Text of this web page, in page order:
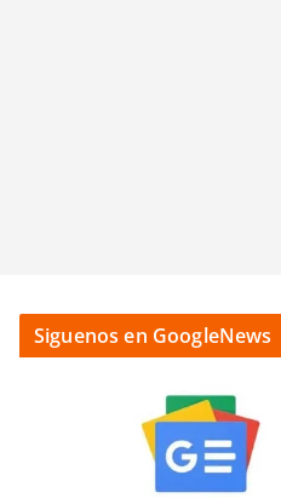
Siguenos en GoogleNews